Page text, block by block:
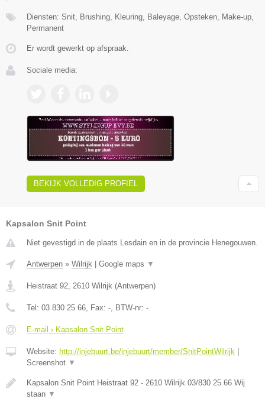
Diensten: Snit, Brushing, Kleuring, Baleyage, Opsteken, Make-up,
Permanent
Er wordt gewerkt op afspraak.
Sociale media:
BEKIJK VOLLEDIG PROFIEL
Kapsalon Snit Point
Niet gevestigd in de plaats Lesdain en in de provincie Henegouwen.
Antwerpen » Wilrijk Google maps ▼
Heistraat 92 2610 Wilrijk (Antwerpen)
Tel: 03 830 25 66 , Fax: - , BTW-nr: -
E-mail › Kapsalon Snit Point
Website: http://injebuurt.be/injebuurt/member/SnitPointWilrijk
Screenshot ▼
Kapsalon Snit Point Heistraat 92 - 2610 Wilrijk 03/830 25 66 Wij
staan ▼